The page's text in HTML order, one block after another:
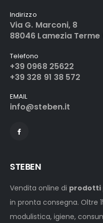
Indirizzo
Via G. Marconi, 8
88046 Lamezia
Telefono
+39 0968 25622
+39 328 91 38 572
EMAIL
info@steben.it
STEBEN
Vendita online di prodotti
in pronta consegna. Oltre
modulistica, igiene,